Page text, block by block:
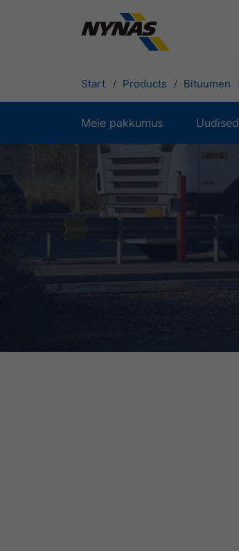
Start Products Bituumen
Meie pakkumus Uudised